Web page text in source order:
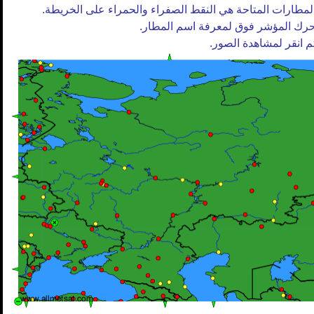
المتاحة هي النقط الصفراء والحمراء على الخريطة.
المؤشر فوق لمعرفة اسم المطار.
انقر لمشاهدة الصور.